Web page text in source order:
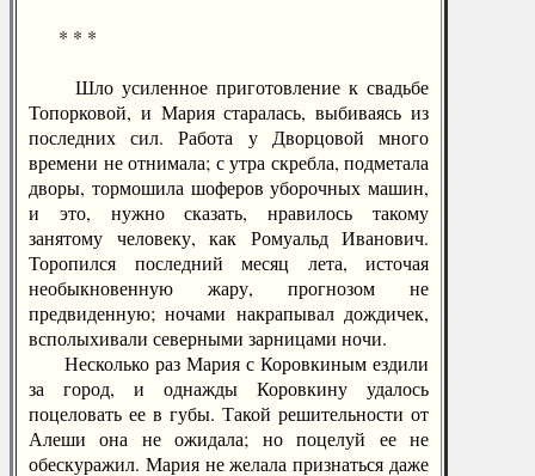
* * *
Шло усиленное приготовление к свадьбе
Топорковой, и Мария старалась, выбиваясь из
последних сил. Работа у Дворцовой много
времени не отнимала; с утра скребла, подметала
дворы, тормошила шоферов уборочных машин,
и это, нужно сказать, нравилось такому
занятому человеку, как Ромуальд Иванович.
Торопился последний месяц лета, источая
необыкновенную жару, прогнозом не
предвиденную; ночами накрапывал дождичек,
всполыхивали северными зарницами ночи.
Несколько раз Мария с Коровкиным ездили
за город, и однажды Коровкину удалось
поцеловать ее в губы. Такой решительности от
Алеши она не ожидала; но поцелуй ее не
обескуражил. Мария не желала признаться даже